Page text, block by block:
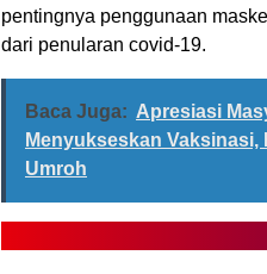
pentingnya penggunaan
dari penularan covid-19.
Baca Juga: Apresiasi
Menyukseskan
Umroh